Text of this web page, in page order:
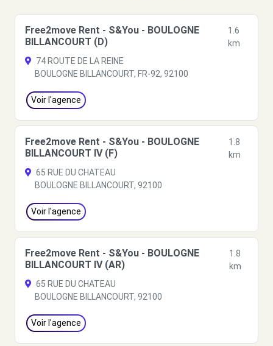
Free2move Rent - S&You - BOULOGNE
BILLANCOURT (D)
1.6
km
74 ROUTE DE LA REINE
BOULOGNE BILLANCOURT, FR-92, 92100
Voir l'agence
Free2move Rent - S&You - BOULOGNE
BILLANCOURT IV (F)
1.8
km
65 RUE DU CHATEAU
BOULOGNE BILLANCOURT, 92100
Voir l'agence
Free2move Rent - S&You - BOULOGNE
BILLANCOURT IV (AR)
1.8
km
65 RUE DU CHATEAU
BOULOGNE BILLANCOURT, 92100
Voir l'agence